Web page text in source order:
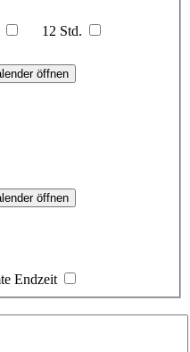
12 Std.
öffnen
öffnen
Endzeit